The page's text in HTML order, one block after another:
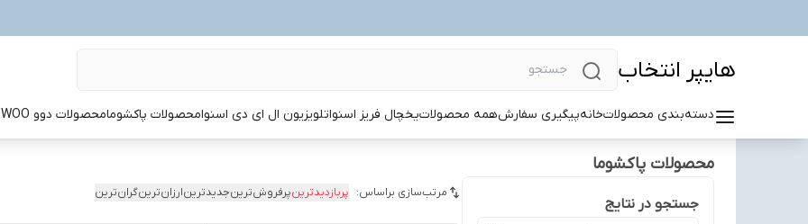
هایپر انتخاب
دسته‌بندی محصولاتخانهپیگیری سفارشهمه محصولاتیخچال فریز اسنواتلویزیون ال ای دی اسنوامحصولات پاکشومامحصولات دوو DAEWOO
محصولات پاکشوما
جستجو در نتایج
مرتب‌سازی براساس: پربازدیدترینپرفروش‌ترینجدیدترینارزان‌ترینگران‌ترین